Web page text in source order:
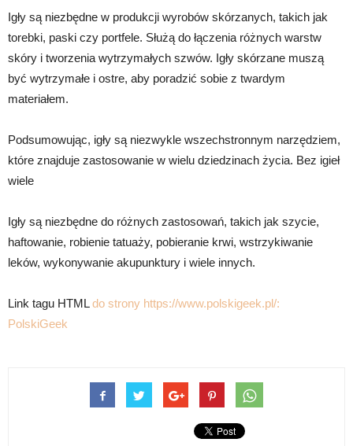
Igły są niezbędne w produkcji wyrobów skórzanych, takich jak
torebki, paski czy portfele. Służą do łączenia różnych warstw
skóry i tworzenia wytrzymałych szwów. Igły skórzane muszą
być wytrzymałe i ostre, aby poradzić sobie z twardym
materiałem.
Podsumowując, igły są niezwykle wszechstronnym narzędziem,
które znajduje zastosowanie w wielu dziedzinach życia. Bez igieł
wiele
Igły są niezbędne do różnych zastosowań, takich jak szycie,
haftowanie, robienie tatuaży, pobieranie krwi, wstrzykiwanie
leków, wykonywanie akupunktury i wiele innych.
Link tagu HTMLdo strony https://www.polskigeek.pl/:
PolskiGeek